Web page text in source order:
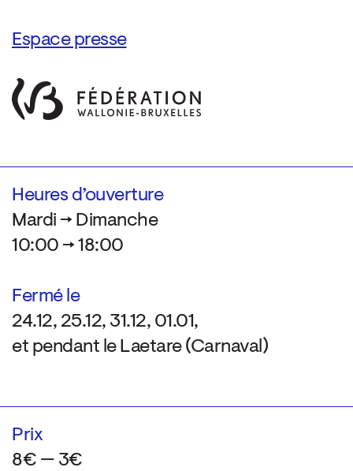
Espace presse
Heures d’ouverture
Mardi → Dimanche
10:00 → 18:00
Fermé le
24.12, 25.12, 31.12, 01.01,
et pendant le Laetare (Carnaval)
Prix
8€ — 3€